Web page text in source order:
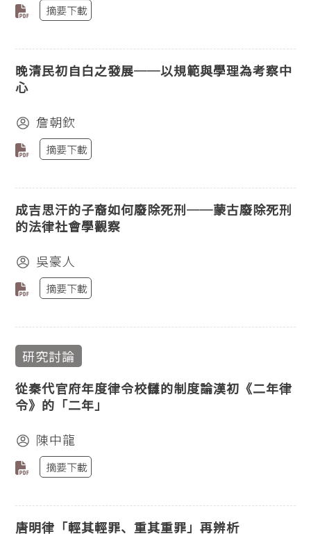
摘要下載
晚清民初自白之發展──以規範與學理為考察中
心
詹朝欽
摘要下載
成吉思汗的子裔如何廢除死刑──蒙古廢除死刑
的法律社會學觀察
吳豪人
摘要下載
研究討論
從秦代官府年度律令校讎的制度論漢初《二年律
令》的「二年」
陳中龍
摘要下載
唐明律「輕其輕罪、重其重罪」再辨析